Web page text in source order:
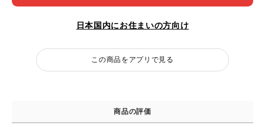
日本国内にお住まいの方向け
この商品をアプリで見る
商品の評価